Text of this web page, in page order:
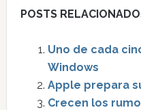
POSTS
Uno de cada
Windows
Apple prepara
Crecen los